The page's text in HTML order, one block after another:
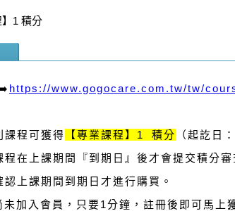
https://www.gogocare.com.tw/tw/
課程可獲得 【專業課程】1 積分 （起訖日：
程在上課期間『到期日』後才會提交積分審
認上課期間到期日才進行購買。
加入會員，只要1分鐘，註冊後即可馬上